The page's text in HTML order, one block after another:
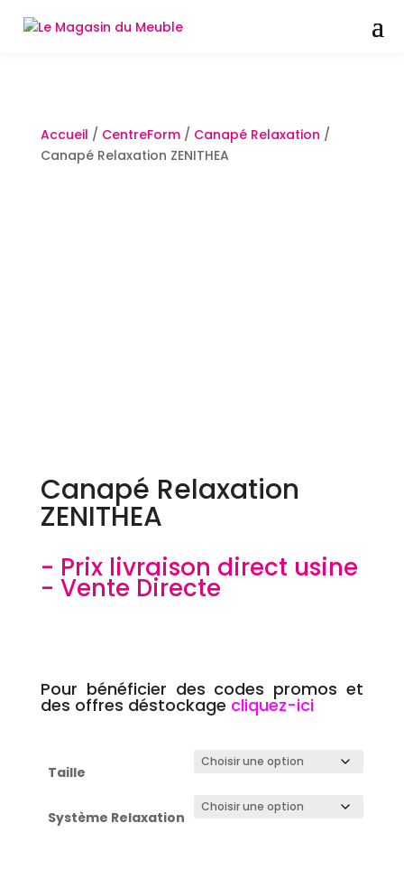
Accueil / CentreForm/ Canapé Relaxation /
Canapé Relaxation ZENITHEA
Canapé Relaxation
ZENITHEA
- Prix livraison direct usine
- Vente Directe
Pour bénéficier des codes promos et
des offres déstockage cliquez-ici
Taille
Système Relaxation